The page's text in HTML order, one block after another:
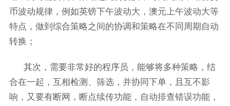
币波动规律，例如英镑下午波动大，澳元上午波动大等
特点，做到综合策略之间的协调和策略在不同周期自动
转换；
其次，需要非常好的程序员，能够将多种策略，结
合在一起，互相检测、筛选，并协同下单，且互不影
响，又要有断网，断点续传功能，自动排查错误功能，